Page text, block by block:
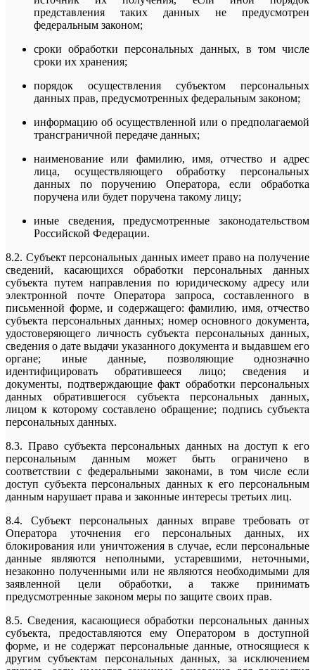
представления таких данных не предусмотрен
федеральным законом;
сроки обработки персональных данных, в том числе
сроки их хранения;
порядок осуществления субъектом персональных
данных прав, предусмотренных федеральным законом;
информацию об осуществленной или о предполагаемой
трансграничной передаче данных;
наименование или фамилию, имя, отчество и адрес
лица, осуществляющего обработку персональных
данных по поручению Оператора, если обработка
поручена или будет поручена такому лицу;
иные сведения, предусмотренные законодательством
Российской Федерации.
8.2. Субъект персональных данных имеет право на получение
сведений, касающихся обработки персональных данных
субъекта путем направления по юридическому адресу или
электронной почте Оператора запроса, составленного в
письменной форме, и содержащего: фамилию, имя, отчество
субъекта персональных данных; номер основного документа,
удостоверяющего личность субъекта персональных данных,
сведения о дате выдачи указанного документа и выдавшем его
органе; иные данные, позволяющие однозначно
идентифицировать обратившееся лицо; сведения и
документы, подтверждающие факт обработки персональных
данных обратившегося субъекта персональных данных,
лицом к которому составлено обращение; подпись субъекта
персональных данных.
8.3. Право субъекта персональных данных на доступ к его
персональным данным может быть ограничено в
соответствии с федеральными законами, в том числе если
доступ субъекта персональных данных к его персональным
данным нарушает права и законные интересы третьих лиц.
8.4. Субъект персональных данных вправе требовать от
Оператора уточнения его персональных данных, их
блокирования или уничтожения в случае, если персональные
данные являются неполными, устаревшими, неточными,
незаконно полученными или не являются необходимыми для
заявленной цели обработки, а также принимать
предусмотренные законом меры по защите своих прав.
8.5. Сведения, касающиеся обработки персональных данных
субъекта, предоставляются ему Оператором в доступной
форме, и не содержат персональные данные, относящиеся к
другим субъектам персональных данных, за исключением